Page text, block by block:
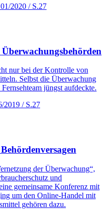
2020 / S.27
nur bei der Kontrolle von
Selbst die Überwachung
jüngst aufdeckte.
2019 / S.27
der Überwachung“,
und
gemeinsame Konferenz mit
um den Online-Handel mit
gehören dazu.